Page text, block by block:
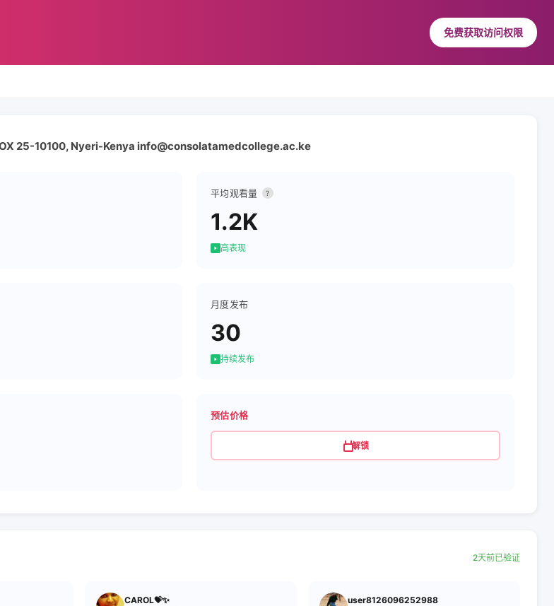
免费获取访问权限
25-10100, Nyeri-Kenya info@consolatamedcollege.ac.ke
平均观看量 ?
1.2K
高表现
月度发布
30
持续发布
预估价格
解锁
2天前已验证
CAROL💝✨ user8126096252988